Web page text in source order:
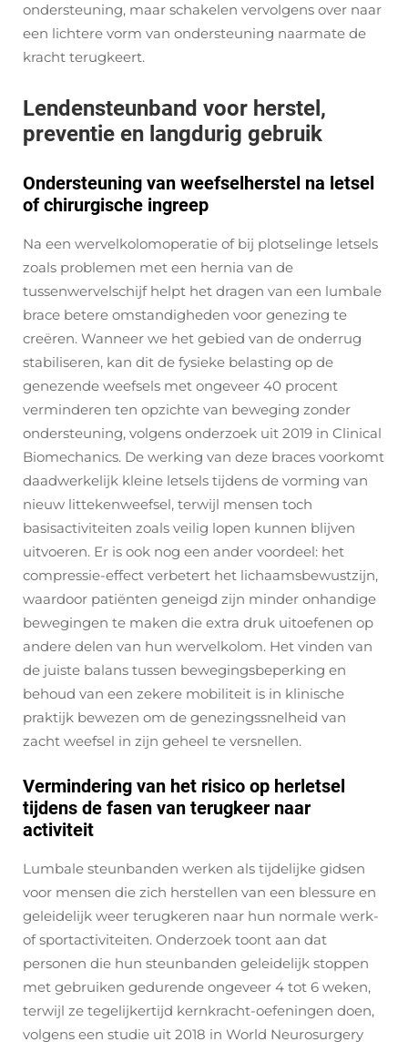
ondersteuning, maar schakelen vervolgens over naar
een lichtere vorm van ondersteuning naarmate de
kracht terugkeert.
Lendensteunband voor herstel,
preventie en langdurig gebruik
Ondersteuning van weefselherstel na letsel
of chirurgische ingreep
Na een wervelkolomoperatie of bij plotselinge letsels
zoals problemen met een hernia van de
tussenwervelschijf helpt het dragen van een lumbale
brace betere omstandigheden voor genezing te
creëren. Wanneer we het gebied van de onderrug
stabiliseren, kan dit de fysieke belasting op de
genezende weefsels met ongeveer 40 procent
verminderen ten opzichte van beweging zonder
ondersteuning, volgens onderzoek uit 2019 in Clinical
Biomechanics. De werking van deze braces voorkomt
daadwerkelijk kleine letsels tijdens de vorming van
nieuw littekenweefsel, terwijl mensen toch
basisactiviteiten zoals veilig lopen kunnen blijven
uitvoeren. Er is ook nog een ander voordeel: het
compressie-effect verbetert het lichaamsbewustzijn,
waardoor patiënten geneigd zijn minder onhandige
bewegingen te maken die extra druk uitoefenen op
andere delen van hun wervelkolom. Het vinden van
de juiste balans tussen bewegingsbeperking en
behoud van een zekere mobiliteit is in klinische
praktijk bewezen om de genezingssnelheid van
zacht weefsel in zijn geheel te versnellen.
Vermindering van het risico op herletsel
tijdens de fasen van terugkeer naar
activiteit
Lumbale steunbanden werken als tijdelijke gidsen
voor mensen die zich herstellen van een blessure en
geleidelijk weer terugkeren naar hun normale werk-
of sportactiviteiten. Onderzoek toont aan dat
personen die hun steunbanden geleidelijk stoppen
met gebruiken gedurende ongeveer 4 tot 6 weken,
terwijl ze tegelijkertijd kernkracht-oefeningen doen,
volgens een studie uit 2018 in World Neurosurgery